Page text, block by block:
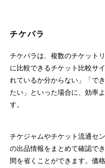
チケパラ
チケパラは、複数のチケット
に比較できるチケット比較サ
れているか分からない」「で
たい」といった場合に、効率
す。
チケジャムやチケット流通セ
の出品情報をまとめて確認で
間を省くことができます。価